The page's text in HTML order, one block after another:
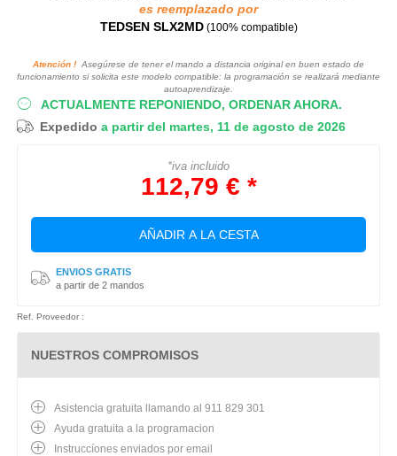
es reemplazado por
TEDSEN SLX2MD (100% compatible)
Atención ! Asegúrese de tener el mando a distancia original en buen estado de
funcionamiento si solicita este modelo compatible: la programación se realizará mediante
autoaprendizaje.
ACTUALMENTE REPONIENDO, ORDENAR AHORA.
Expedido a partir del martes, 11 de agosto de 2026
*iva incluido
112,79 € *
AÑADIR A LA CESTA
ENVIOS GRATIS
a partir de 2 mandos
Ref. Proveedor :
NUESTROS COMPROMISOS
Asistencia gratuita llamando al 911 829 301
Ayuda gratuita a la programacion
Instruccíones enviados por email